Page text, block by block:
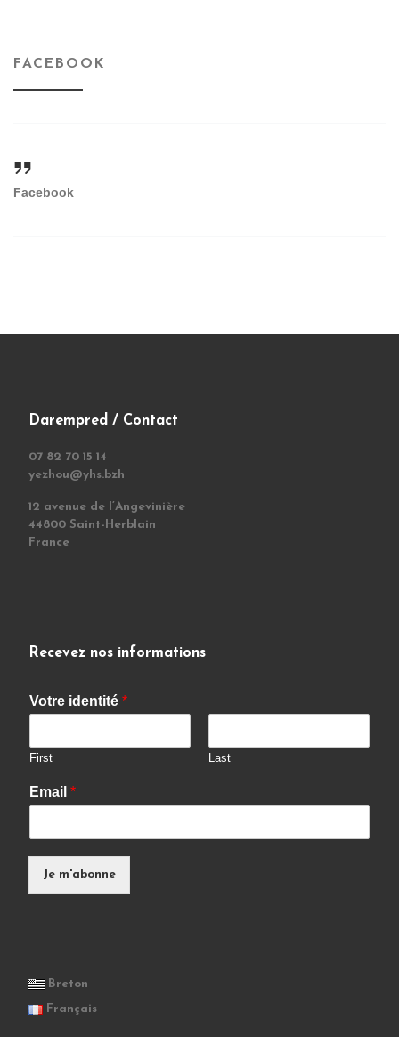
FACEBOOK
Facebook
Darempred / Contact
07 82 70 15 14
yezhou@yhs.bzh
12 avenue de l’Angevinière
44800 Saint-Herblain
France
Recevez nos informations
Votre identité *
First Last
Email *
Je m'abonne
Breton
Français